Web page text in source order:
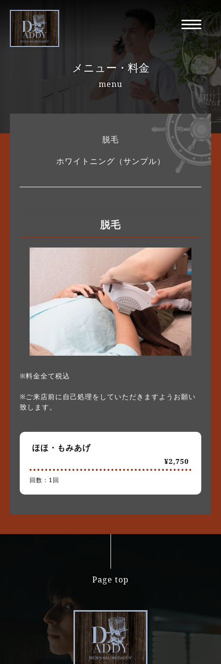
メニュー・料金
menu
脱毛
ホワイトニング（サンプル）
脱毛
※料金全て税込
※ご来店前に自己処理をしていただきますようお願い
致します。
ほほ・もみあげ
¥2,750
回数：1回
Page top